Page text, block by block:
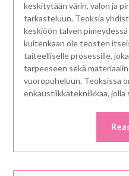
keskitytään värin, valon ja
tarkasteluun. Teoksia
keskiöön talven
kuitenkaan ole teosten
taiteelliselle prosessille,
tarpeeseen sekä
vuoropuheluun. Teoksissa
enkaustiikkatekniikkaa, jolla